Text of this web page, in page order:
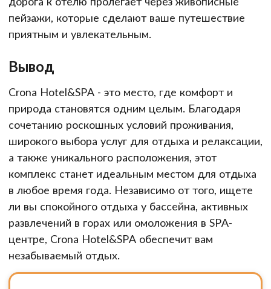
пейзажи, которые сделают ваше путешествие
приятным и увлекательным.
Вывод
Crona Hotel&SPA - это место, где комфорт и
природа становятся одним целым. Благодаря
сочетанию роскошных условий проживания,
широкого выбора услуг для отдыха и релаксации,
а также уникального расположения, этот
комплекс станет идеальным местом для отдыха
в любое время года. Независимо от того, ищете
ли вы спокойного отдыха у бассейна, активных
развлечений в горах или омоложения в SPA-
центре, Crona Hotel&SPA обеспечит вам
незабываемый отдых.